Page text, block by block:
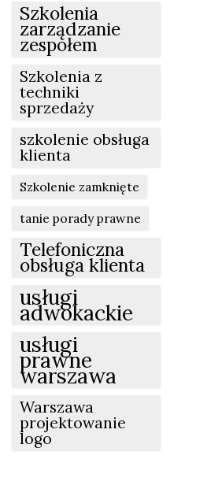
Szkolenia
zarządzanie
zespołem
Szkolenia z
techniki
sprzedaży
szkolenie obsługa
klienta
Szkolenie zamknięte
tanie porady prawne
Telefoniczna
obsługa klienta
usługi
adwokackie
usługi
prawne
warszawa
Warszawa
projektowanie
logo